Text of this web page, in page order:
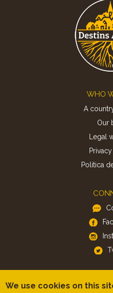
WHO
A
Our
Legal
Politica
We use cookies on this